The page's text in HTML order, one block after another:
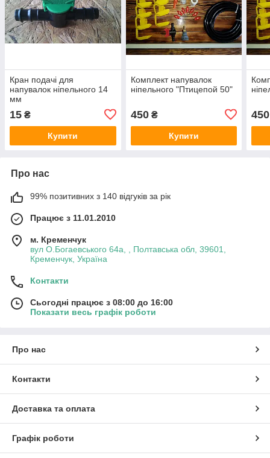
Кран подачі для
напувалок ніпельного 14
мм
15 ₴
Купити
Комплект напувалок
ніпельного "Птицепой 50"
450₴
Купити
450
Про нас
99% позитивних з 140 відгуків за рік
Працює з 11.01.2010
м. Кременчук
вул О.Богаевського 64а, , Полтавська обл, 39601,
Кременчук, Україна
Контакти
Сьогодні працює з 08:00 до 16:00
Показати весь графік роботи
Про нас
Контакти
Доставка та оплата
Графік роботи